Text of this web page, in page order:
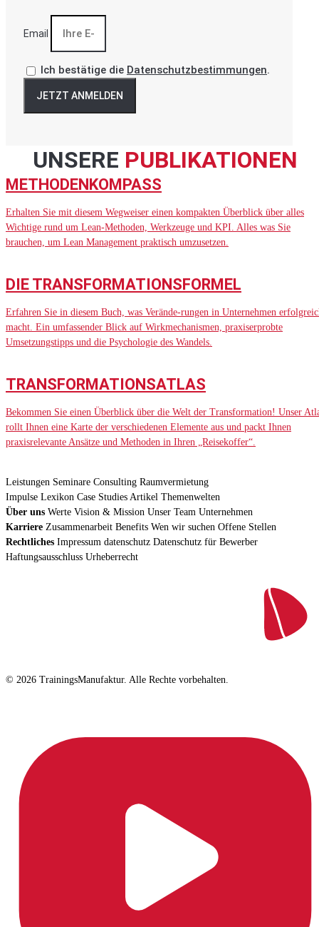
Email
Ich bestätige die Datenschutzbestimmungen.
JETZT ANMELDEN
UNSERE PUBLIKATIONEN
METHODENKOMPASS
Erhalten Sie mit diesem Wegweiser einen kompakten Überblick über alles
Wichtige rund um Lean-Methoden, Werkzeuge und KPI. Alles was Sie
brauchen, um Lean Management praktisch umzusetzen.
DIE TRANSFORMATIONSFORMEL
Erfahren Sie in diesem Buch, was Verände-rungen in Unternehmen
macht. Ein umfassender Blick auf Wirkmechanismen, praxiserprobte
Umsetzungstipps und die Psychologie des Wandels.
TRANSFORMATIONSATLAS
Bekommen Sie einen Überblick über die Welt der Transformation! Unser
rollt Ihnen eine Karte der verschiedenen Elemente aus und packt Ihnen
praxisrelevante Ansätze und Methoden in Ihren „Reisekoffer“.
Leistungen Seminare Consulting Raumvermietung
Impulse Lexikon Case Studies Artikel Themenwelten
Über uns Werte Vision & Mission Unser Team Unternehmen
Karriere Zusammenarbeit Benefits Wen wir suchen Offene Stellen
Rechtliches Impressum datenschutz Datenschutz für Bewerber
Haftungsausschluss Urheberrecht
© 2026 TrainingsManufaktur. Alle Rechte vorbehalten.